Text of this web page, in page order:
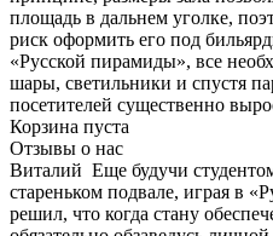
площадь в дальнем уголке,
риск оформить его под
«Русской пирамиды», все
шары, светильники и спустя
посетителей существенно
Корзина пуста
Отзывы о нас
Виталий Еще будучи
стареньком подвале, играя в
решил, что когда стану